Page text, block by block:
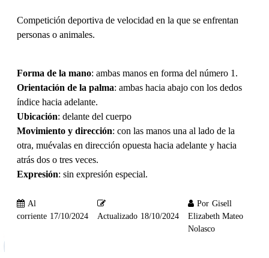
Competición deportiva de velocidad en la que se enfrentan
personas o animales.
Forma de la mano: ambas manos en forma del número 1.
Orientación de la palma: ambas hacia abajo con los dedos
índice hacia adelante.
Ubicación: delante del cuerpo
Movimiento y dirección: con las manos una al lado de la
otra, muévalas en dirección opuesta hacia adelante y hacia
atrás dos o tres veces.
Expresión: sin expresión especial.
Al
corriente 17/10/2024 Actualizado 18/10/2024
Por Gisell
Elizabeth Mateo
Nolasco